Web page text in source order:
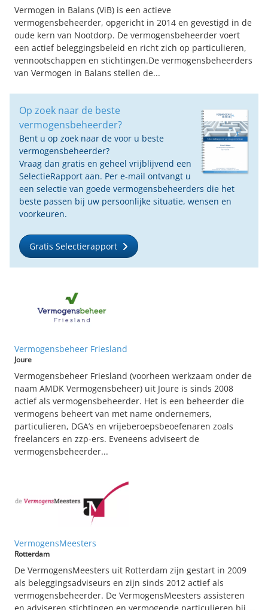
Vermogen in Balans (ViB) is een actieve
vermogensbeheerder, opgericht in 2014 en gevestigd in de
oude kern van Nootdorp. De vermogensbeheerder voert
een actief beleggingsbeleid en richt zich op particulieren,
vennootschappen en stichtingen.De vermogensbeheerders
van Vermogen in Balans stellen de...
Op zoek naar de beste
vermogensbeheerder?
Bent u op zoek naar de voor u beste
vermogensbeheerder?
Vraag dan gratis en geheel vrijblijvend een
SelectieRapport aan. Per e-mail ontvangt u
een selectie van goede vermogensbeheerders die het
beste passen bij uw persoonlijke situatie, wensen en
voorkeuren.
Gratis Selectierapport
Vermogensbeheer Friesland
Joure
Vermogensbeheer Friesland (voorheen werkzaam onder de
naam AMDK Vermogensbeheer) uit Joure is sinds 2008
actief als vermogensbeheerder. Het is een beheerder die
vermogens beheert van met name ondernemers,
particulieren, DGA’s en vrijeberoepsbeoefenaren zoals
freelancers en zzp-ers. Eveneens adviseert de
vermogensbeheerder...
VermogensMeesters
Rotterdam
De VermogensMeesters uit Rotterdam zijn gestart in 2009
als beleggingsadviseurs en zijn sinds 2012 actief als
vermogensbeheerder. De VermogensMeesters assisteren